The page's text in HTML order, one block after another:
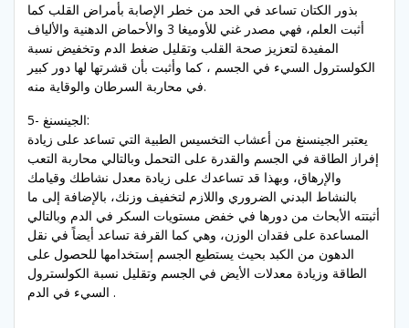
بذور الكتان تساعد في الحد من خطر الإصابة بأمراض القلب كما
أثبت العلم، فهي مصدر غني للأوميغا 3 والأحماض الدهنية والألياف
المفيدة لتعزيز صحة القلب وتقليل ضغط الدم وتخفيض نسبة
الكولسترول السيء في الجسم ، كما وأثبت بأن قشرتها لها دور كبير
في محاربة السرطان والوقاية منه.
5- الجينسنغ:
يعتبر الجينسنغ من أعشاب التخسيس الطبية التي تساعد على زيادة
إفراز الطاقة في الجسم والقدرة على التحمل وبالتالي محاربة التعب
والإرهاق، وبهذا قد تساعدك على زيادة معدل نشاطك وقيامك
بالنشاط البدني الضروري واللازم لتخفيف وزنك، بالإضافة إلى ما
أثبتته الأبحاث من دورها في خفض مستويات السكر في الدم وبالتالي
المساعدة على فقدان الوزن، وهي كما القرفة تساعد أيضاً في نقل
الدهون من الكبد بحيث يستطيع الجسم إستخدامها للحصول على
الطاقة وزيادة معدلات الأيض في الجسم وتقليل نسبة الكولسترول
السيء في الدم .